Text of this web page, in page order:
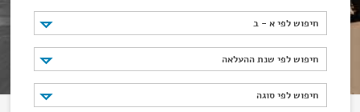
חיפוש לפי א - ב
חיפוש לפי א - ב
חיפוש לפי שנת ההעלאה
חיפוש לפי שנת ההעלאה
חיפוש לפי סוגה
חיפוש לפי סוגה